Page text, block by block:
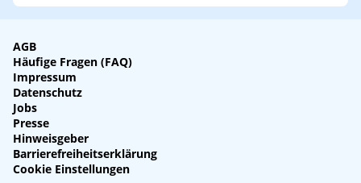
AGB
Häufige Fragen (FAQ)
Impressum
Datenschutz
Jobs
Presse
Hinweisgeber
Barrierefreiheitserklärung
Cookie Einstellungen